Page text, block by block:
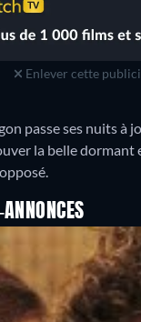
Enlever cette
passe ses nuits à
la belle dormant